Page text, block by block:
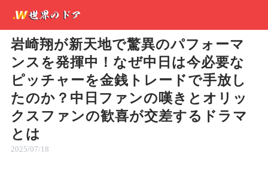
岩崎翔が新天地で驚異のパフォーマ
ンスを発揮中！なぜ中日は今必要な
ピッチャーを金銭トレードで手放し
たのか？中日ファンの嘆きとオリッ
クスファンの歓喜が交差するドラマ
とは
2025/07/18